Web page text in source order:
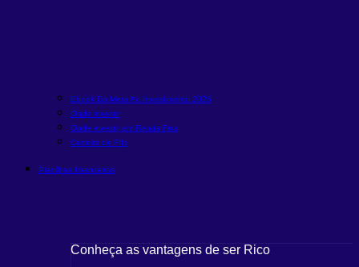
Ebook Da Meta Ao Investimento 2026
Onde investir
Onde investir em Renda Fixa
Carteira de FIIs
Planilhas financeiras
Conheça as vantagens de ser Rico